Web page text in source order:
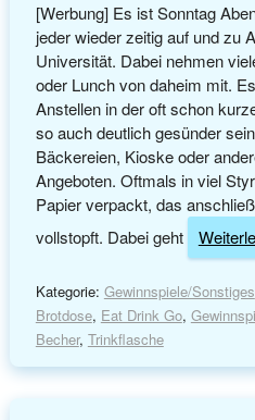
[Werbung] Es ist Sonntag
jeder wieder zeitig auf und zu
Universität. Dabei nehmen
oder Lunch von daheim mit.
Anstellen in der oft schon
so auch deutlich gesünder
Bäckereien, Kioske oder
Angeboten. Oftmals in viel
Papier verpackt, das
vollstopft. Dabei geht
Kategorie: Gewinnspiele/Sonstiges
Brotdose, Eat Drink Go,
Becher, Trinkflasche